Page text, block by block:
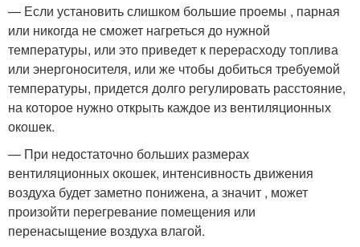
— Если установить слишком большие проемы , парная
или никогда не сможет нагреться до нужной
температуры, или это приведет к перерасходу топлива
или энергоносителя, или же чтобы добиться требуемой
температуры, придется долго регулировать расстояние,
на которое нужно открыть каждое из вентиляционных
окошек.
— При недостаточно больших размерах
вентиляционных окошек, интенсивность движения
воздуха будет заметно понижена, а значит , может
произойти перегревание помещения или
перенасыщение воздуха влагой.